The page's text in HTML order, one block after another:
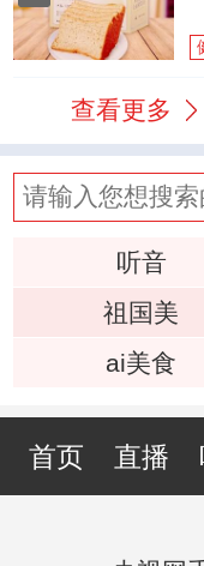
查看更多
听音
祖国美
ai美食
首页 直播